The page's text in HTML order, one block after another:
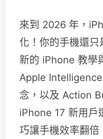
來到 2026 年，
化！你的手機還
新的 iPhone 教學
Apple
念，以及 Action
iPhone 17 新用戶
巧讓手機效率翻倍